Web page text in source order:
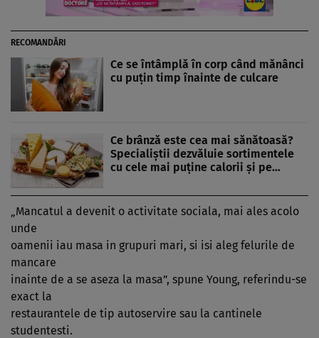
RECOMANDĂRI
Ce se întâmplă în corp când mănânci
cu puțin timp înainte de culcare
Ce brânză este cea mai sănătoasă?
Specialiștii dezvăluie sortimentele
cu cele mai puține calorii și pe…
„Mancatul a devenit o activitate sociala, mai ales acolo
unde
oamenii iau masa in grupuri mari, si isi aleg felurile de
mancare
inainte de a se aseza la masa”, spune Young, referindu-se
exact la
restaurantele de tip autoservire sau la cantinele
studentesti.